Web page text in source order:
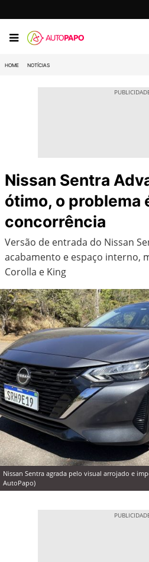
HOME NOTÍCIAS
Nissan Sentra
ótimo, o problema
concorrência
Versão de entrada do Nissan
acabamento e espaço interno,
Corolla e King
Nissan Sentra agrada pelo visual arrojado e
AutoPapo)